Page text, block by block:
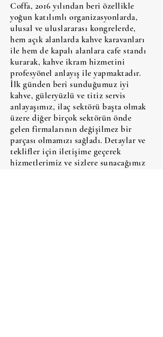
Coffa, 2o16 yılından beri özellikle
yoğun katılımlı organizasyonlarda,
ulusal ve uluslararası kongrelerde,
hem açık alanlarda kahve karavanları
ile hem de kapalı alanlara cafe standı
kurarak, kahve ikram hizmetini
profesyönel anlayış ile yapmaktadır.
İlk günden beri sunduğumuz iyi
kahve, güleryüzlü ve titiz servis
anlayaşımız, ilaç sektörü başta olmak
üzere diğer birçok sektörün önde
gelen firmalarının değişilmez bir
parçası olmamızı sağladı. Detaylar ve
teklifler için iletişime geçerek
hizmetlerimiz ve sizlere sunacağımız